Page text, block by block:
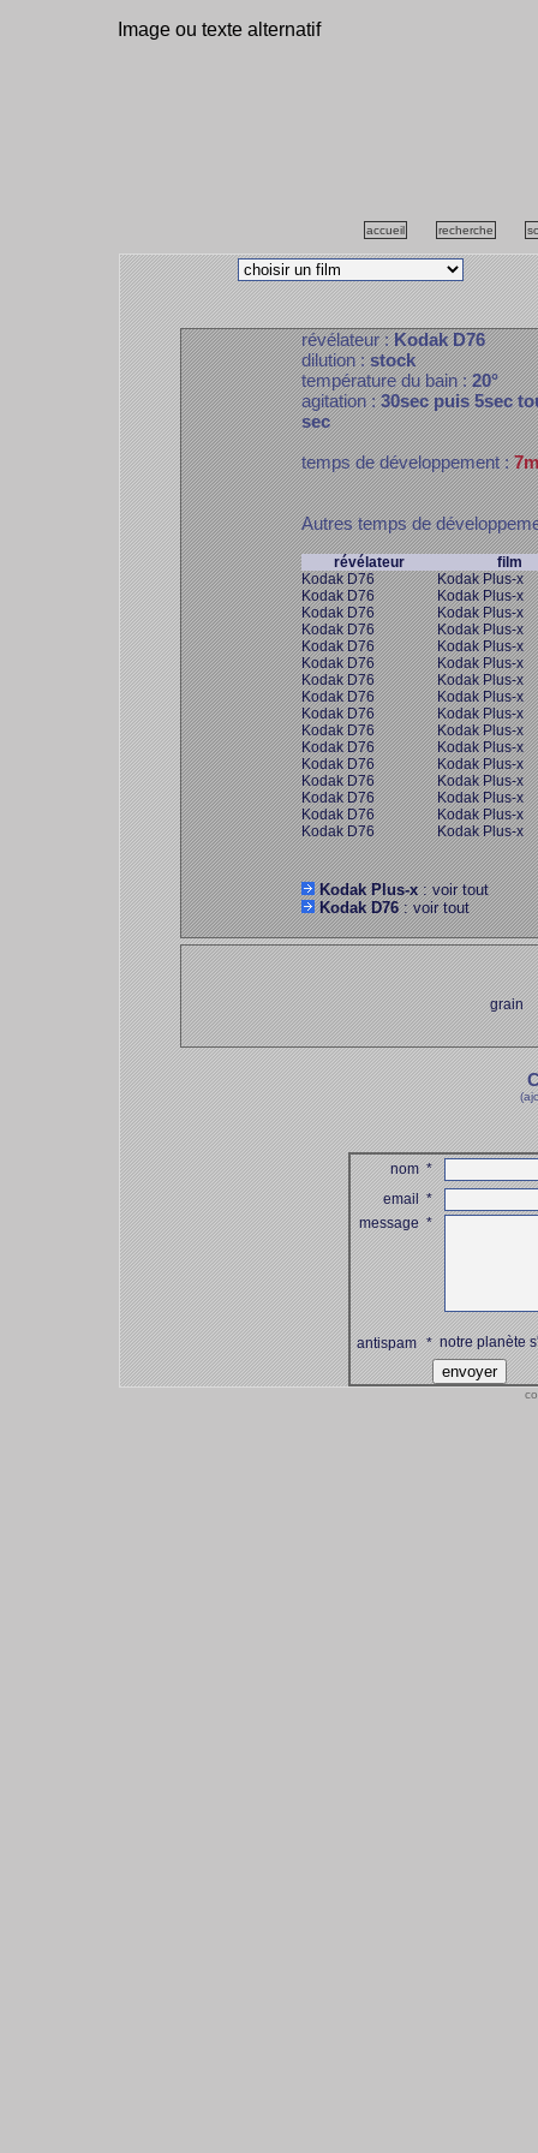
Image ou texte alternatif
accueil recherche
révélateur :Kodak D76
dilution :stock
température du bain :20°
agitation :30sec puis 5sec
sec
temps de développement :
Autres temps de
révélateur
film
Kodak D76
Kodak Plus-x
Kodak D76
Kodak Plus-x
Kodak D76
Kodak Plus-x
Kodak D76
Kodak Plus-x
Kodak D76
Kodak Plus-x
Kodak D76
Kodak Plus-x
Kodak D76
Kodak Plus-x
Kodak D76
Kodak Plus-x
Kodak D76
Kodak Plus-x
Kodak D76
Kodak Plus-x
Kodak D76
Kodak Plus-x
Kodak D76
Kodak Plus-x
Kodak D76
Kodak Plus-x
Kodak D76
Kodak Plus-x
Kodak D76
Kodak Plus-x
Kodak D76
Kodak Plus-x
Kodak Plus-x: voir tout
Kodak D76: voir tout
grain
nom*
email*
message*
antispam *notre planète